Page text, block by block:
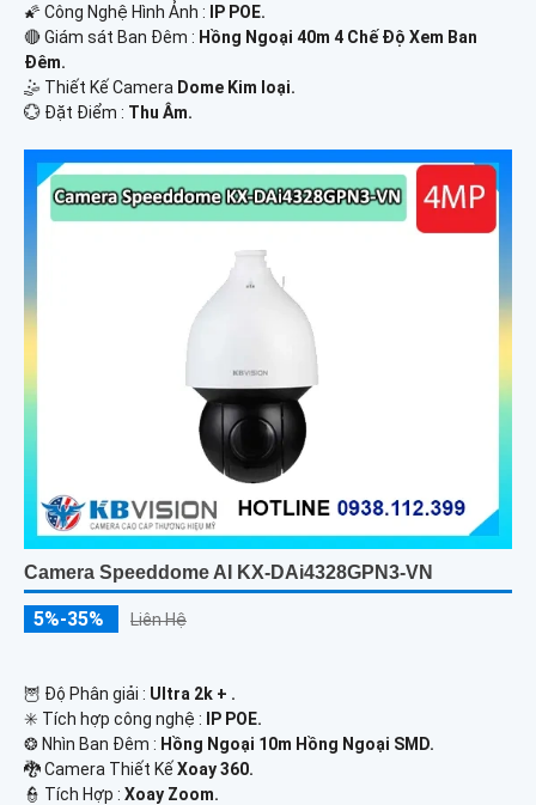
🌠 Công Nghệ Hình Ảnh :
IP POE.
🔴 Giám sát Ban Đêm : Hồng Ngoại 40m 4 Chế Độ Xem Ban
Đêm.
🤹 Thiết Kế Camera Dome Kim loại.
️💮 Đặt Điểm : Thu Âm.
Camera Speeddome AI KX-DAi4328GPN3-VN
5%-35% Liên Hệ
🦉 Độ Phân giải : Ultra 2k + .
✳️ Tích hợp công nghệ :
IP POE.
❂ Nhìn Ban Đêm : Hồng Ngoại 10m Hồng Ngoại SMD.
🐉️ Camera Thiết Kế Xoay 360.
️👮 Tích Hợp : Xoay Zoom.